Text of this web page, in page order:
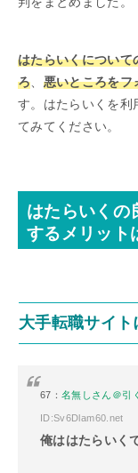
はたらいくについ
ろ
悪いところをフ
す。はたらいくを利
てみてください。
はたらいくの
するメリット
大手転職サイ
67：名無しさん＠引
ID:Sv6Dlam60.net
俺ははたらいく